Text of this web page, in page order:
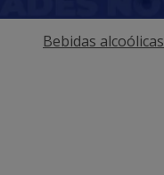
Bebidas alcoólicas